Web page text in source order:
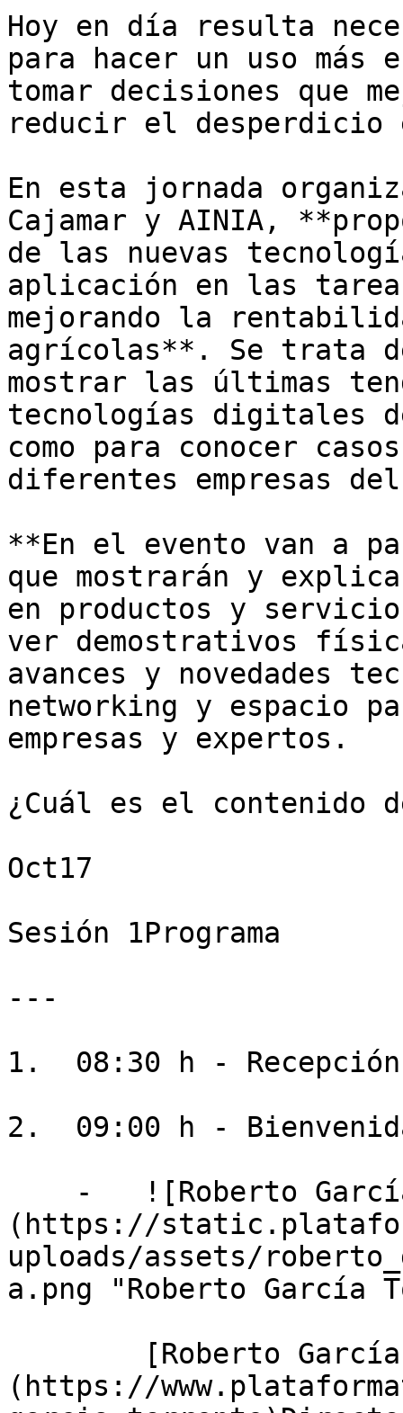
Hoy en día resulta
para hacer un uso
tomar decisiones que
reducir el desperdicio
En esta jornada
Cajamar y AINIA,
de las nuevas
aplicación en las
mejorando la
agrícolas**. Se trata
mostrar las últimas
tecnologías digitales
como para conocer
diferentes empresas
**En el evento van a
que mostrarán y
en productos y
ver demostrativos
avances y novedades
networking y espacio
empresas y expertos.
¿Cuál es el contenido
Oct17
Sesión 1Programa
---
1.  08:30 h -
2.  09:00 h -
(https://
uploads/assets/
a.png "Roberto García
(https://